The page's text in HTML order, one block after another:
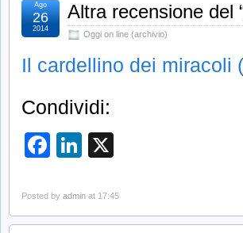
Altra recensione del
Oggi on line (archivio)
Ago
26
2014
Il cardellino dei miracoli
Condividi:
Facebook
LinkedIn
Posted by admin at 17:45